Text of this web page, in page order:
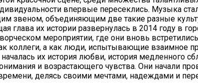
впервые пересеклись. Музыка
звеном, объединяющим две такие разные
глава их истории развернулась в 2014 году в
мероприятии, где они вновь
коллеги, а как люди, испытывающие взаимное
их история любви, история медленного
и возрастающего чувства. Они начали
делясь своими мечтами, надеждами и